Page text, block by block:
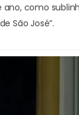
como
São José”.